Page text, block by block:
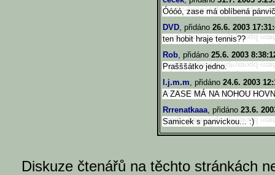
Óóóó, zase má oblíbená
DVD, přidáno 26.6. 2003
ten hobit hraje tennis??
Rob, přidáno 25.6. 2003
Prašššátko jedno.
l.j.m.m, přidáno 24.6. 2003
A ZASE MÁ NA NOHOU
Rrrenatkaaa, přidáno 23.6.
Samicek s panvickou... :)
Diskuze čtenářů na těchto stránkách